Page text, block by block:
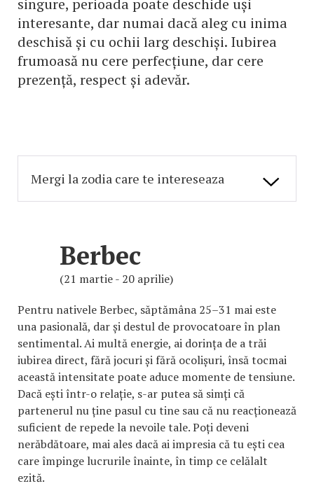
singure, perioada poate deschide uși
interesante, dar numai dacă aleg cu inima
deschisă și cu ochii larg deschiși. Iubirea
frumoasă nu cere perfecțiune, dar cere
prezență, respect și adevăr.
Berbec
(21 martie - 20 aprilie)
Pentru nativele Berbec, săptămâna 25–31 mai este
una pasională, dar și destul de provocatoare în plan
sentimental. Ai multă energie, ai dorința de a trăi
iubirea direct, fără jocuri și fără ocolișuri, însă tocmai
această intensitate poate aduce momente de tensiune.
Dacă ești într-o relație, s-ar putea să simți că
partenerul nu ține pasul cu tine sau că nu reacționează
suficient de repede la nevoile tale. Poți deveni
nerăbdătoare, mai ales dacă ai impresia că tu ești cea
care împinge lucrurile înainte, în timp ce celălalt
ezită.